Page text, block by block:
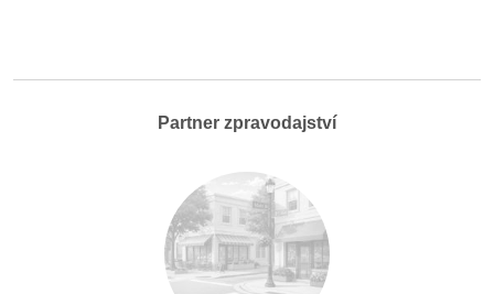
Partner zpravodajství